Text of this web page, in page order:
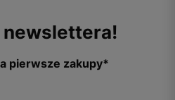
newslettera!
pierwsze zakupy*